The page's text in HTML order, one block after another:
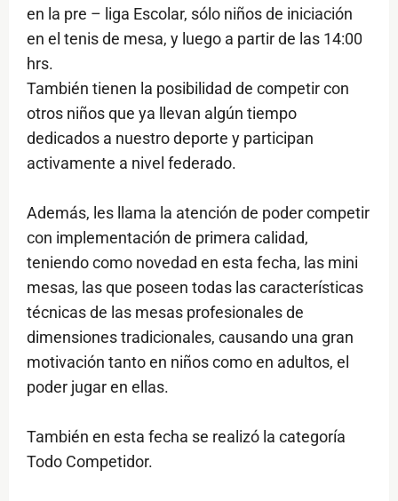
en la pre – liga Escolar, sólo niños de iniciación
en el tenis de mesa, y luego a partir de las 14:00
hrs.
También tienen la posibilidad de competir con
otros niños que ya llevan algún tiempo
dedicados a nuestro deporte y participan
activamente a nivel federado.
Además, les llama la atención de poder competir
con implementación de primera calidad,
teniendo como novedad en esta fecha, las mini
mesas, las que poseen todas las características
técnicas de las mesas profesionales de
dimensiones tradicionales, causando una gran
motivación tanto en niños como en adultos, el
poder jugar en ellas.
También en esta fecha se realizó la categoría
Todo Competidor.